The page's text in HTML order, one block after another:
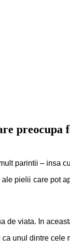
parintii – insa
pielii care pot
viata. In
unul dintre